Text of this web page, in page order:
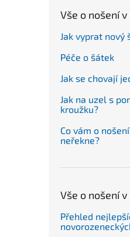
Vše o nošení
Jak vyprat nový
Péče o šátek
Jak se chovají
Jak na uzel s
kroužku?
Co vám o
neřekne?
Vše o nošení
Přehled